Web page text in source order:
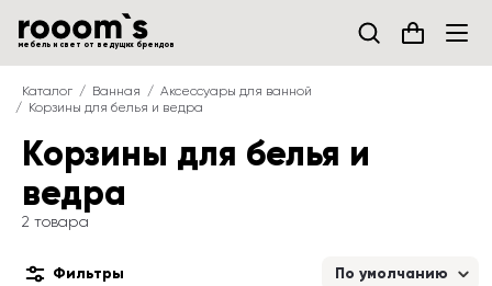
мебель и свет от ведущих брендов
Каталог Ванная
Аксессуары для ванной
Корзины для белья и ведра
Корзины для белья и
ведра
2 товара
Фильтры По умолчанию